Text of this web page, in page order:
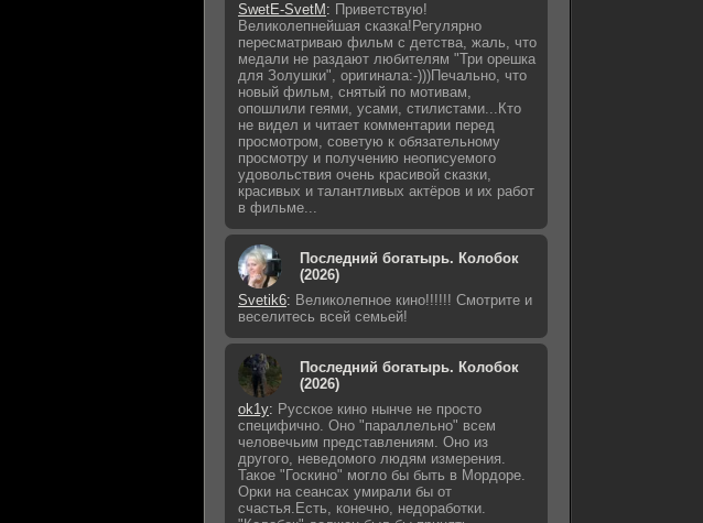
SwetE-SvetM : Приветствую!
Великолепнейшая сказка!Регулярно
пересматриваю фильм с детства, жаль, что
медали не раздают любителям "Три орешка
для Золушки", оригинала:-)))Печально, что
новый фильм, снятый по мотивам,
опошлили геями, усами, стилистами...Кто
не видел и читает комментарии перед
просмотром, советую к обязательному
просмотру и получению неописуемого
удовольствия очень красивой сказки,
красивых и талантливых актёров и их работ
в фильме...
Последний богатырь. Колобок
(2026)
Svetik6: Великолепное кино!!!!!! Смотрите и
веселитесь всей семьей!
Последний богатырь. Колобок
(2026)
ok1y: Русское кино нынче не просто
специфично. Оно "параллельно" всем
человечьим представлениям. Оно из
другого, неведомого людям измерения.
Такое "Госкино" могло бы быть в Мордоре.
Орки на сеансах умирали бы от
счастья.Есть, конечно, недоработки.